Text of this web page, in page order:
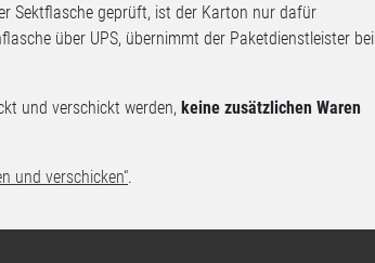
Sektflasche geprüft, ist der Karton nur dafür
über UPS, übernimmt der Paketdienstleister bei
und verschickt werden, keine zusätzlichen Waren
und verschicken“.